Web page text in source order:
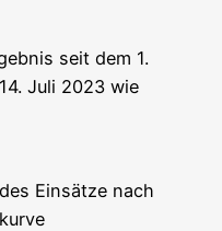
seit dem 1.
Juli 2023 wie
Ein­sät­ze nach